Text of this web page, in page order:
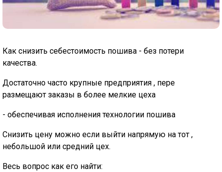
Как снизить себестоимость пошива - без потери
качества.
Достаточно часто крупные предприятия , пере
размещают заказы в более мелкие цеха
- обеспечивая исполнения технологии пошива
Снизить цену можно если выйти напрямую на тот ,
небольшой или средний цех.
Весь вопрос как его найти: